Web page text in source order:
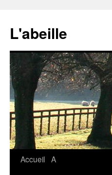
contenu
L'abeille
Accueil A